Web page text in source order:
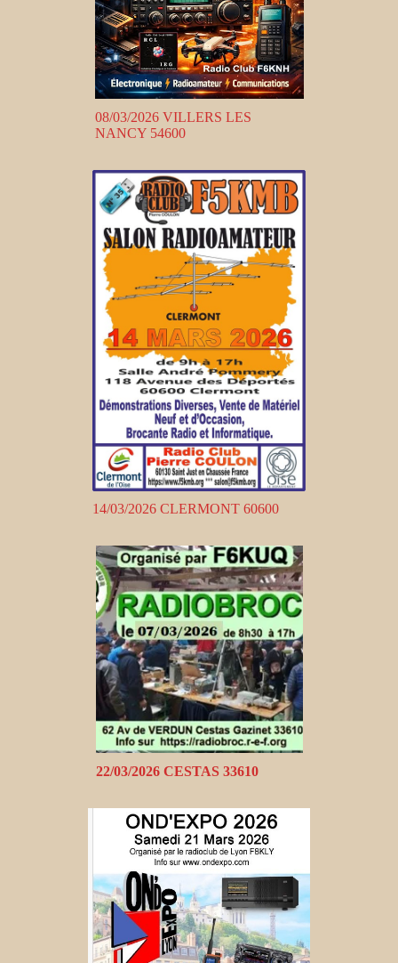
08/03/2026 VILLERS LES
NANCY 54600
14/03/2026 CLERMONT 60600
22/03/2026 CESTAS 33610